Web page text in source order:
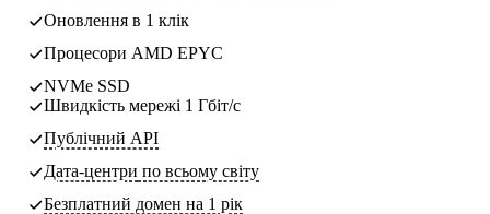
Оновлення в 1 клік
Процесори AMD EPYC
NVMe SSD
Швидкість мережі 1 Гбіт/с
Публічний API
Дата-центри по всьому світу
Безплатний домен на 1 рік